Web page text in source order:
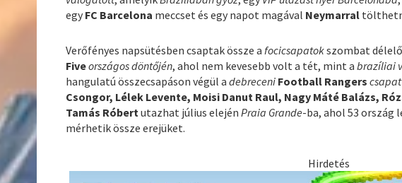
egy FC Barcelona meccset és egy napot magával Neymarral
Verőfényes napsütésben csaptak össze afocicsapatokszombat
Fiveországos döntőjén, ahol nem kevesebb volt a tét, mint abrazíliai
hangulatú összecsapáson végül adebreceni Football Rangers
Csongor, Lélek Levente, Moisi Danut Raul, Nagy Máté Balázs,
Tamás Róbertutazhat július elején Praia Grande-ba, ahol 53 ország
mérhetik össze erejüket.
Hirdetés